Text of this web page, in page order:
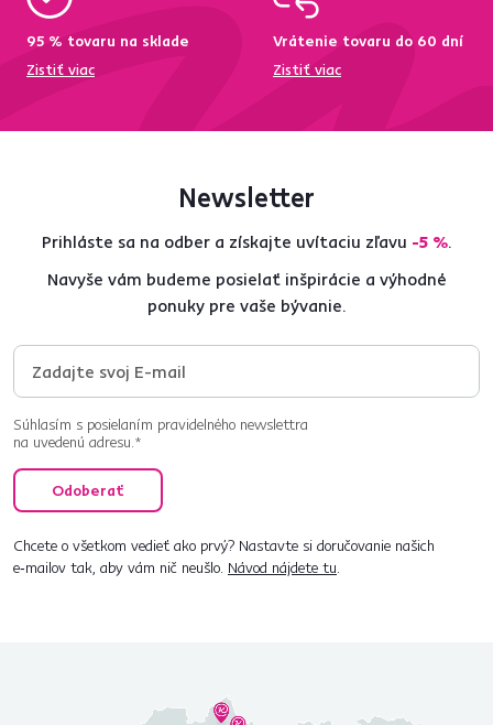
95 % tovaru na sklade
Zistiť viac
Vrátenie tovaru do 60 dní
Zistiť viac
Newsletter
Prihláste sa na odber a získajte uvítaciu zľavu -5 %.
Navyše vám budeme posielať inšpirácie a výhodné
ponuky pre vaše bývanie.
Súhlasím s posielaním pravidelného newslettra
na uvedenú adresu.*
Odoberať
Chcete o všetkom vedieť ako prvý? Nastavte si doručovanie našich
e‑mailov tak, aby vám nič neušlo. Návod nájdete tu.